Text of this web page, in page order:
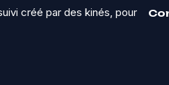
créé par des kinés, pour